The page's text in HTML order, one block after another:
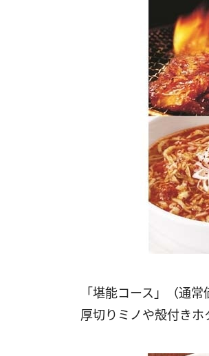
「堪能コース」（通
厚切りミノや殻付きホ